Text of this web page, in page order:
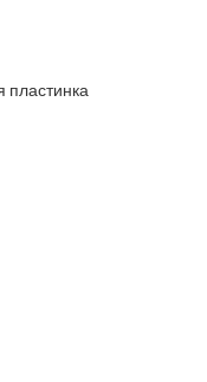
пластинка